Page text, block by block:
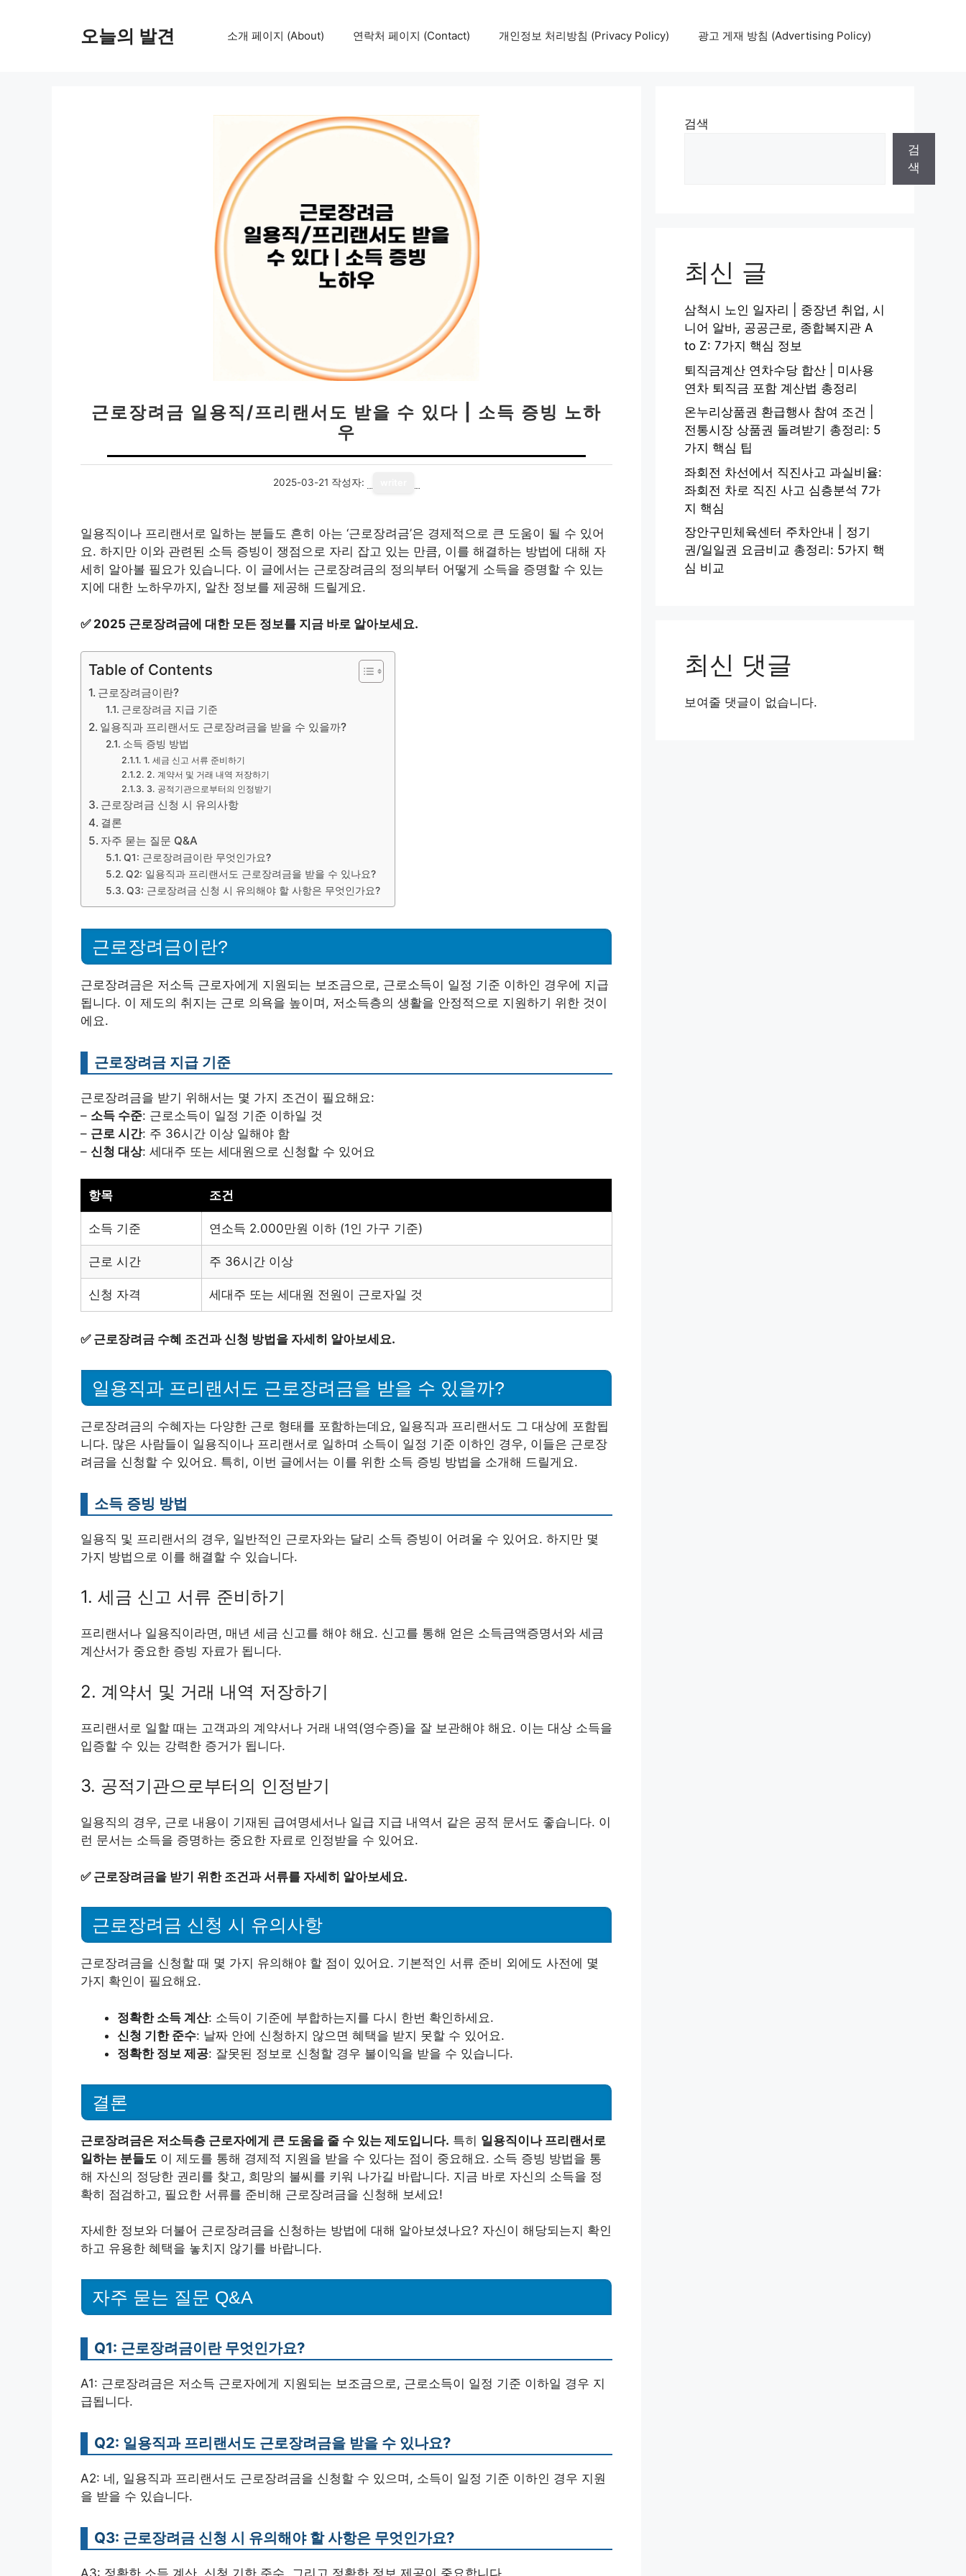
오늘의 발견 소개 페이지 (About) 연락처 페이지 (Contact) 개인정보 처리방침 (Privacy Policy) 광고 게재 방침 (Advertising Policy)
근로장려금 일용직/프리랜서도 받을 수 있다 | 소득 증빙 노하
우
2025-03-21 작성자:
일용직이나 프리랜서로 일하는 분들도 흔히 아는 ‘근로장려금’은 경제적으로 큰 도움이 될 수 있어
요. 하지만 이와 관련된 소득 증빙이 쟁점으로 자리 잡고 있는 만큼, 이를 해결하는 방법에 대해 자
세히 알아볼 필요가 있습니다. 이 글에서는 근로장려금의 정의부터 어떻게 소득을 증명할 수 있는
지에 대한 노하우까지, 알찬 정보를 제공해 드릴게요.
✅ 2025 근로장려금에 대한 모든 정보를 지금 바로 알아보세요.
Table of Contents
근로장려금이란?
근로장려금 지급 기준
일용직과 프리랜서도 근로장려금을 받을 수 있을까?
소득 증빙 방법
1. 세금 신고 서류 준비하기
2. 계약서 및 거래 내역 저장하기
3. 공적기관으로부터의 인정받기
근로장려금 신청 시 유의사항
결론
자주 묻는 질문 Q&A
Q1: 근로장려금이란 무엇인가요?
Q2: 일용직과 프리랜서도 근로장려금을 받을 수 있나요?
Q3: 근로장려금 신청 시 유의해야 할 사항은 무엇인가요?
근로장려금이란?
근로장려금은 저소득 근로자에게 지원되는 보조금으로, 근로소득이 일정 기준 이하인 경우에 지급
됩니다. 이 제도의 취지는 근로 의욕을 높이며, 저소득층의 생활을 안정적으로 지원하기 위한 것이
에요.
근로장려금 지급 기준
근로장려금을 받기 위해서는 몇 가지 조건이 필요해요:
– 소득 수준: 근로소득이 일정 기준 이하일 것
– 근로 시간: 주 36시간 이상 일해야 함
– 신청 대상: 세대주 또는 세대원으로 신청할 수 있어요
항목 조건
소득 기준 연소득 2.000만원 이하 (1인 가구 기준)
근로 시간 주 36시간 이상
신청 자격 세대주 또는 세대원 전원이 근로자일 것
✅ 근로장려금 수혜 조건과 신청 방법을 자세히 알아보세요.
일용직과 프리랜서도 근로장려금을 받을 수 있을까?
근로장려금의 수혜자는 다양한 근로 형태를 포함하는데요, 일용직과 프리랜서도 그 대상에 포함됩
니다. 많은 사람들이 일용직이나 프리랜서로 일하며 소득이 일정 기준 이하인 경우, 이들은 근로장
려금을 신청할 수 있어요. 특히, 이번 글에서는 이를 위한 소득 증빙 방법을 소개해 드릴게요.
소득 증빙 방법
일용직 및 프리랜서의 경우, 일반적인 근로자와는 달리 소득 증빙이 어려울 수 있어요. 하지만 몇
가지 방법으로 이를 해결할 수 있습니다.
1. 세금 신고 서류 준비하기
프리랜서나 일용직이라면, 매년 세금 신고를 해야 해요. 신고를 통해 얻은 소득금액증명서와 세금
계산서가 중요한 증빙 자료가 됩니다.
2. 계약서 및 거래 내역 저장하기
프리랜서로 일할 때는 고객과의 계약서나 거래 내역(영수증)을 잘 보관해야 해요. 이는 대상 소득을
입증할 수 있는 강력한 증거가 됩니다.
3. 공적기관으로부터의 인정받기
일용직의 경우, 근로 내용이 기재된 급여명세서나 일급 지급 내역서 같은 공적 문서도 좋습니다. 이
런 문서는 소득을 증명하는 중요한 자료로 인정받을 수 있어요.
✅ 근로장려금을 받기 위한 조건과 서류를 자세히 알아보세요.
근로장려금 신청 시 유의사항
근로장려금을 신청할 때 몇 가지 유의해야 할 점이 있어요. 기본적인 서류 준비 외에도 사전에 몇
가지 확인이 필요해요.
정확한 소득 계산: 소득이 기준에 부합하는지를 다시 한번 확인하세요.
신청 기한 준수: 날짜 안에 신청하지 않으면 혜택을 받지 못할 수 있어요.
정확한 정보 제공: 잘못된 정보로 신청할 경우 불이익을 받을 수 있습니다.
결론
근로장려금은 저소득층 근로자에게 큰 도움을 줄 수 있는 제도입니다. 특히 일용직이나 프리랜서로
일하는 분들도 이 제도를 통해 경제적 지원을 받을 수 있다는 점이 중요해요. 소득 증빙 방법을 통
해 자신의 정당한 권리를 찾고, 희망의 불씨를 키워 나가길 바랍니다. 지금 바로 자신의 소득을 정
확히 점검하고, 필요한 서류를 준비해 근로장려금을 신청해 보세요!
자세한 정보와 더불어 근로장려금을 신청하는 방법에 대해 알아보셨나요? 자신이 해당되는지 확인
하고 유용한 혜택을 놓치지 않기를 바랍니다.
자주 묻는 질문 Q&A
Q1: 근로장려금이란 무엇인가요?
A1: 근로장려금은 저소득 근로자에게 지원되는 보조금으로, 근로소득이 일정 기준 이하일 경우 지
급됩니다.
Q2: 일용직과 프리랜서도 근로장려금을 받을 수 있나요?
A2: 네, 일용직과 프리랜서도 근로장려금을 신청할 수 있으며, 소득이 일정 기준 이하인 경우 지원
을 받을 수 있습니다.
Q3: 근로장려금 신청 시 유의해야 할 사항은 무엇인가요?
A3: 정확한 소득 계산, 신청 기한 준수, 그리고 정확한 정보 제공이 중요합니다.
검색
검
색
최신 글
삼척시 노인 일자리 | 중장년 취업, 시
니어 알바, 공공근로, 종합복지관 A
to Z: 7가지 핵심 정보
퇴직금계산 연차수당 합산 | 미사용
연차 퇴직금 포함 계산법 총정리
온누리상품권 환급행사 참여 조건 |
전통시장 상품권 돌려받기 총정리: 5
가지 핵심 팁
좌회전 차선에서 직진사고 과실비율:
좌회전 차로 직진 사고 심층분석 7가
지 핵심
장안구민체육센터 주차안내 | 정기
권/일일권 요금비교 총정리: 5가지 핵
심 비교
최신 댓글
보여줄 댓글이 없습니다.